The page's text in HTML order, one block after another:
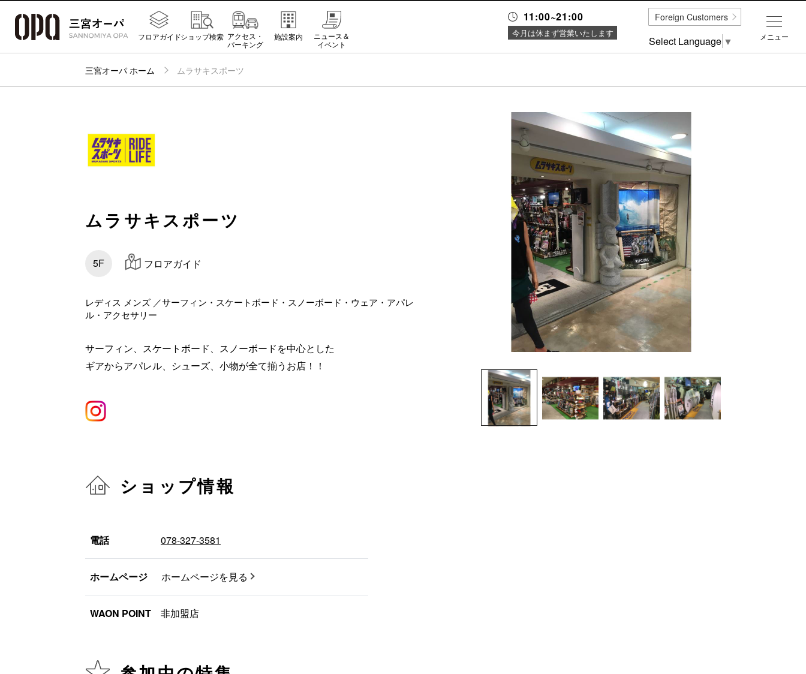
11:00~21:00
今月は休まず営業いたします
フロアガイドショップ検索 アクセス・
パーキング
施設案内
ニュース＆
イベント
三宮オーパ ホーム ムラサキスポーツ
ムラサキスポーツ
5F フロアガイド
レディス メンズ ／サーフィン・スケートボード・スノーボード・ウェア・アパレ
ル・アクセサリー
サーフィン、スケートボード、スノーボードを中心とした
ギアからアパレル、シューズ、小物が全て揃うお店！！
ショップ情報
電話 078-327-3581
ホームページ ホームページを見る
WAON POINT 非加盟店
メニュー
Foreign Customers
Select Language ▼